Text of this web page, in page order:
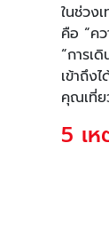
ในช่วง
คือ “คว
“การเ
เข้าถึง
คุณเที่ย
5 เ